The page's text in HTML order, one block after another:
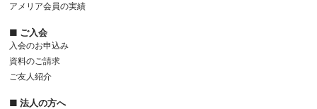
アメリア会員の実績
■ ご入会
入会のお申込み
資料のご請求
ご友人紹介
■ 法人の方へ